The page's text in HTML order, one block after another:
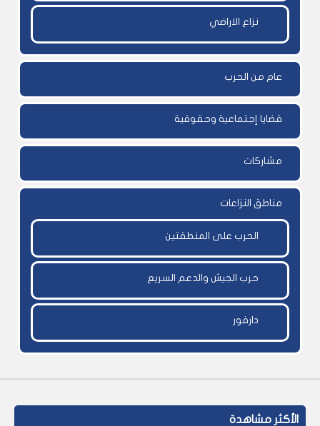
نزاع الاراضي
عام من الحرب
قضايا إجتماعية وحقوقية
مشاركات
مناطق النزاعات
الحرب على المنطقتين
حرب الجيش والدعم السريع
دارفور
الأكثر مشاهدة